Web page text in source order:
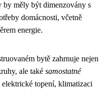
měly být dimenzovány s
domácnosti, včetně
energie.
bytě zahrnuje nejen
ale také samostatné
elektrické topení, klimatizaci